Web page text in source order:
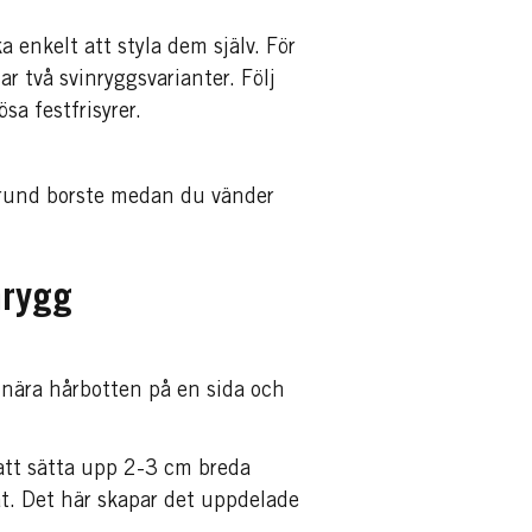
enkelt att styla dem själv. För
två svinryggsvarianter. Följ
festfrisyrer.
borste medan du vänder
hårbotten på en sida och
sätta upp 2-3 cm breda
Det här skapar det uppdelade